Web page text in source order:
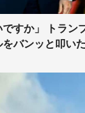
ですか」 トラン
バンッと叩い